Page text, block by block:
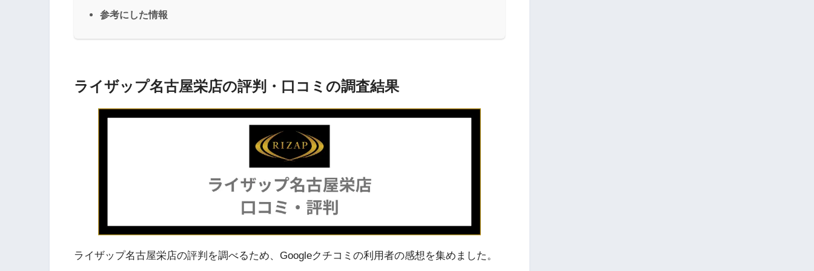
参考にした情報
ライザップ名古屋栄店の評判・口コミの調査結果
ライザップ名古屋栄店の評判を調べるため、Googleクチコミの利用者の感想を集めました。